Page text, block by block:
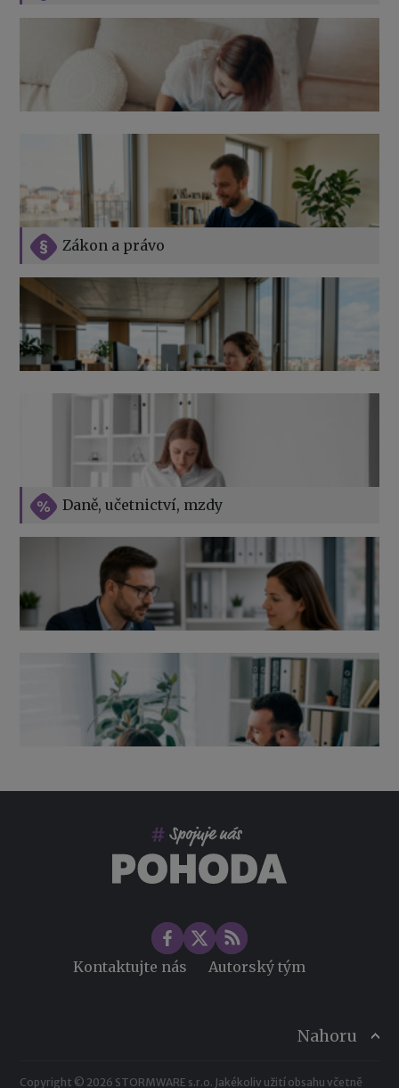
Daně, učetnictví, mzdy
Zákon a právo
Vše o překážkách v práci na straně zaměstnavatele
Výpověď ze zdravotních důvodů 2026 – průvodce pro
zaměstnavatele
Jak na podnikání při rodičovské dovolené
Přehledy pro OSSZ a zdravotní pojišťovny – jak na ně
v roce 2026
Kontaktujte nás Autorský tým
Nahoru
Copyright © 2026 STORMWARE s.r.o. Jakékoliv užití obsahu včetně